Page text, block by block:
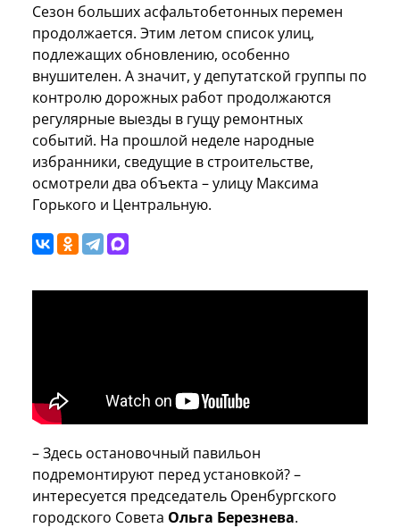
Сезон больших асфальтобетонных перемен
продолжается. Этим летом список улиц,
подлежащих обновлению, особенно
внушителен. А значит, у депутатской группы по
контролю дорожных работ продолжаются
регулярные выезды в гущу ремонтных
событий. На прошлой неделе народные
избранники, сведущие в строительстве,
осмотрели два объекта – улицу Максима
Горького и Центральную.
– Здесь остановочный павильон
подремонтируют перед установкой? –
интересуется председатель Оренбургского
городского Совета Ольга Березнева.